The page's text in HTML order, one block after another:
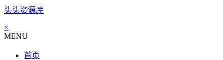
头头资源库
×
MENU
首页